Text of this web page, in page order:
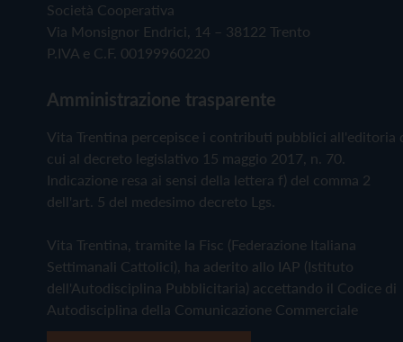
Società Cooperativa
Via Monsignor Endrici, 14 – 38122 Trento
P.IVA e C.F. 00199960220
Amministrazione trasparente
Vita Trentina percepisce i contributi pubblici all'editoria
cui al decreto legislativo 15 maggio 2017, n. 70.
Indicazione resa ai sensi della lettera f) del comma 2
dell'art. 5 del medesimo decreto Lgs.
Vita Trentina, tramite la Fisc (Federazione Italiana
Settimanali Cattolici), ha aderito allo IAP (Istituto
dell'Autodisciplina Pubblicitaria) accettando il Codice di
Autodisciplina della Comunicazione Commerciale